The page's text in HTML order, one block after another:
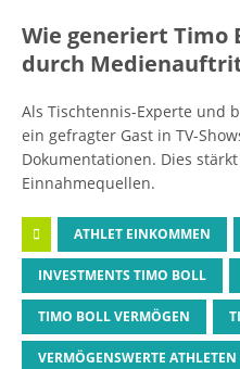
Wie generiert Timo
durch
Als Tischtennis-Experte und
ein gefragter Gast in TV-
Dokumentationen. Dies
Einnahmequellen.
ATHLET EINKOMMEN
INVESTMENTS TIMO BOLL
TIMO BOLL VERMÖGEN
VERMÖGENSWERTE ATHLETEN